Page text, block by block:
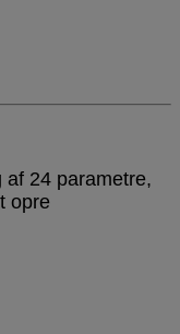
24 parametre,
opre